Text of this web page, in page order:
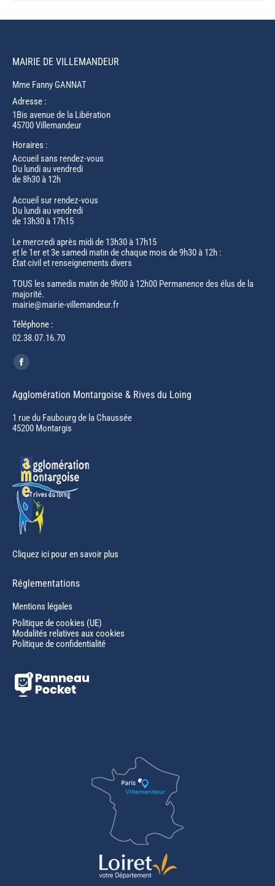
MAIRIE DE VILLEMANDEUR
Mme Fanny GANNAT
Adresse :
1Bis avenue de la Libération
45700 Villemandeur
Horaires :
Accueil sans rendez-vous
Du lundi au vendredi
de 8h30 à 12h
Accueil sur rendez-vous
Du lundi au vendredi
de 13h30 à 17h15
Le mercredi après midi de 13h30 à 17h15
et le 1er et 3e samedi matin de chaque mois de 9h30 à 12h :
État civil et renseignements divers
TOUS les samedis matin de 9h00 à 12h00 Permanence des élus de la
majorité.
mairie@mairie-villemandeur.fr
Téléphone :
02.38.07.16.70
Trouvez nous sur :
Facebook
opens
in
new
Agglomération Montargoise & Rives du Loing
1 rue du Faubourg de la Chaussée
45200 Montargis
Cliquez ici pour en savoir plus
Réglementations
Mentions légales
Politique de cookies (UE)
Modalités relatives aux cookies
Politique de confidentialité